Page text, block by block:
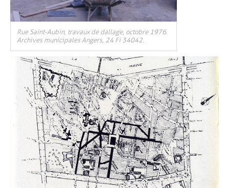
Rue Saint-Aubin, travaux de dallage, octobre 1976.
Archives municipales Angers, 24 Fi 34042.